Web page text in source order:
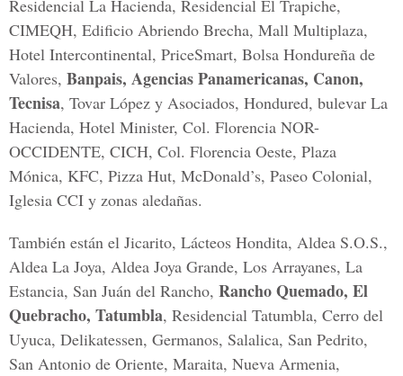
Residencial La Hacienda, Residencial El Trapiche,
CIMEQH, Edificio Abriendo Brecha, Mall Multiplaza,
Hotel Intercontinental, PriceSmart, Bolsa Hondureña de
Valores, Banpais, Agencias Panamericanas, Canon,
Tecnisa, Tovar López y Asociados, Hondured, bulevar La
Hacienda, Hotel Minister, Col. Florencia NOR-
OCCIDENTE, CICH, Col. Florencia Oeste, Plaza
Mónica, KFC, Pizza Hut, McDonald’s, Paseo Colonial,
Iglesia CCI y zonas aledañas.
También están el Jicarito, Lácteos Hondita, Aldea S.O.S.,
Aldea La Joya, Aldea Joya Grande, Los Arrayanes, La
Estancia, San Juán del Rancho, Rancho Quemado, El
Quebracho, Tatumbla, Residencial Tatumbla, Cerro del
Uyuca, Delikatessen, Germanos, Salalica, San Pedrito,
San Antonio de Oriente, Maraita, Nueva Armenia,